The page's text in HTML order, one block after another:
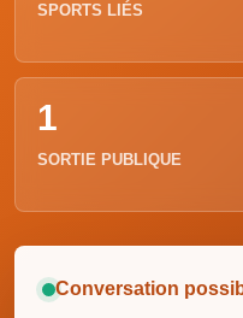
SPORTS LIÉS
1
SORTIE PUBLIQUE
Conversation